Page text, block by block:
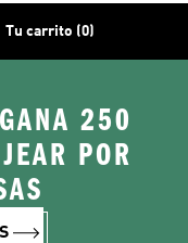
Tu carrito (0)
250
POR